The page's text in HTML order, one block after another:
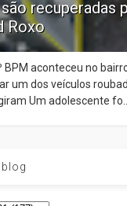
recuperadas
Roxo
BPM aconteceu no
um dos veículos
Um adolescente fo...